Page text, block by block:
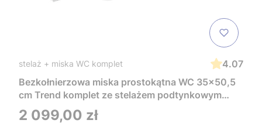
stelaż + miska WC komplet
4.07
Bezkołnierzowa miska prostokątna WC 35x50,5
cm Trend komplet ze stelażem podtynkowym
Tece i czarnym przyciskiem TeceNow
TR2216+Tece
Cena
2 099,00 zł